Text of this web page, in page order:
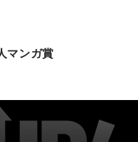
マンガ賞